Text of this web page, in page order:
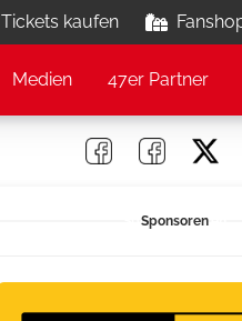
Tickets kaufen
Medien 47er Partner
Sponsoren